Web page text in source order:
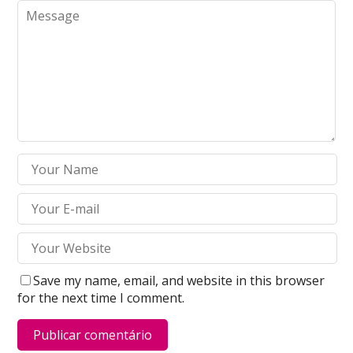
Save my name, email, and website in this browser
for the next time I comment.